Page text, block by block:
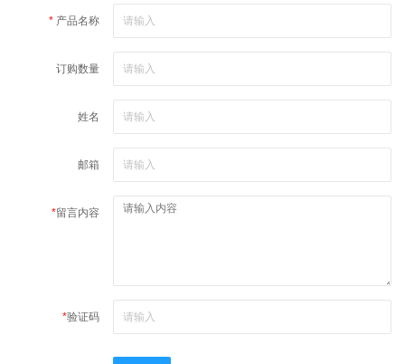
* 产品名称
订购数量
姓名
邮箱
*留言内容
*验证码